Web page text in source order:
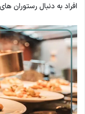
افراد به دنبال رستوران